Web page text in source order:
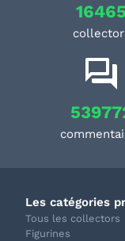
16465
Les catégories
Tous les collectors
Figurines